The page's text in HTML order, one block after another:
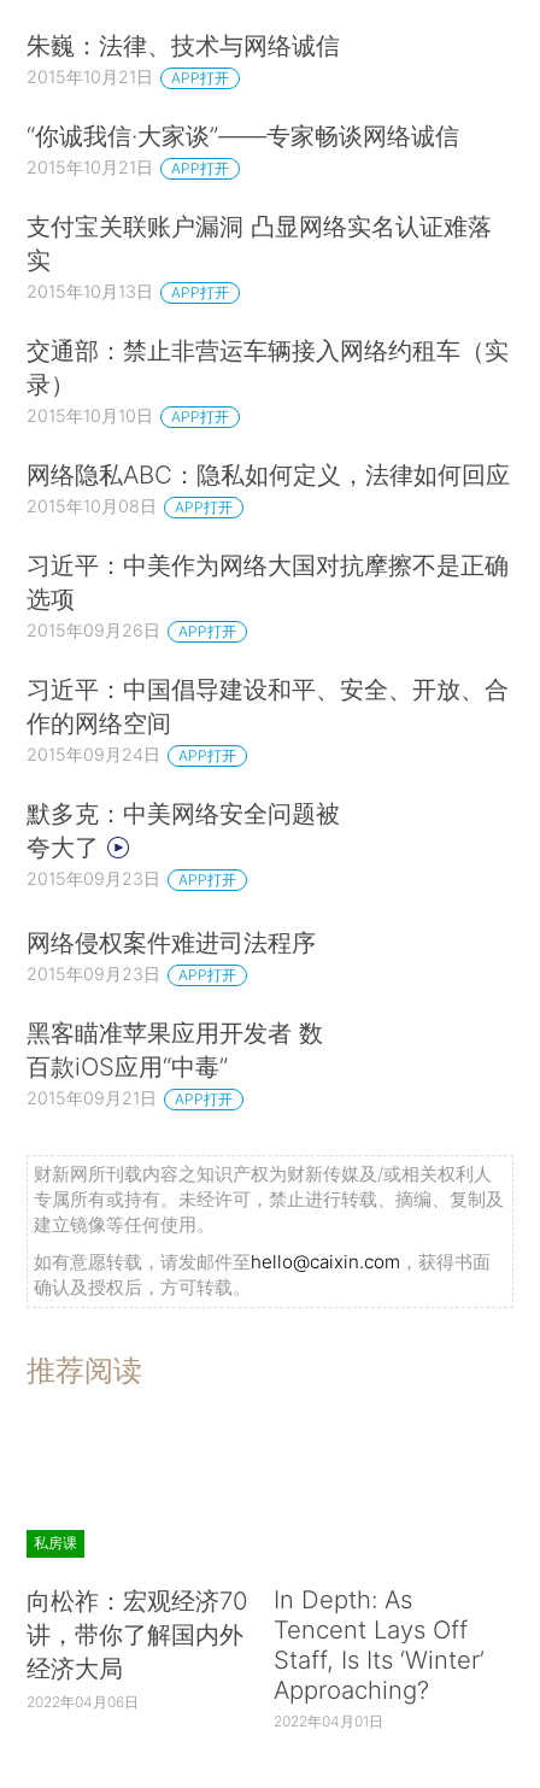
朱巍：法律、技术与网络诚信
2015年10月21日 APP打开
“你诚我信·大家谈”——专家畅谈网络诚信
2015年10月21日 APP打开
支付宝关联账户漏洞 凸显网络实名认证难落
实
2015年10月13日 APP打开
交通部：禁止非营运车辆接入网络约租车（实
录）
2015年10月10日 APP打开
网络隐私ABC：隐私如何定义，法律如何回应
2015年10月08日 APP打开
习近平：中美作为网络大国对抗摩擦不是正确
选项
2015年09月26日 APP打开
习近平：中国倡导建设和平、安全、开放、合
作的网络空间
2015年09月24日 APP打开
默多克：中美网络安全问题被
夸大了
2015年09月23日 APP打开
网络侵权案件难进司法程序
2015年09月23日 APP打开
黑客瞄准苹果应用开发者 数
百款iOS应用“中毒”
2015年09月21日 APP打开
财新网所刊载内容之知识产权为财新传媒及/或相关权利人
专属所有或持有。未经许可，禁止进行转载、摘编、复制及
建立镜像等任何使用。
如有意愿转载，请发邮件至hello@caixin.com ，获得书面
确认及授权后，方可转载。
推荐阅读
私房课
向松祚：宏观经济70
讲，带你了解国内外
经济大局
2022年04月06日
In Depth: As
Tencent Lays Off
Staff, Is Its ‘Winter’
Approaching?
2022年04月01日